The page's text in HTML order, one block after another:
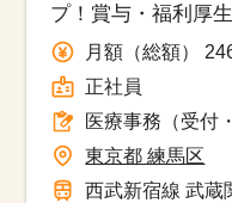
プ！賞与・福利厚
月額（総額）
正社員
医療事務（受付
東京都 練馬区
西武新宿線 武蔵